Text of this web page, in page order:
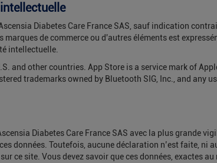
Diabetes Care France SAS, sauf indication
de commerce ou d'autres éléments est
intellectuelle.
and other countries. App Store is a service mark of
trademarks owned by Bluetooth SIG, Inc., and any
Diabetes Care France SAS avec la plus grande
données. Toutefois, aucune déclaration n’est faite, ni
ce site. Vous devez savoir que ces données, exactes